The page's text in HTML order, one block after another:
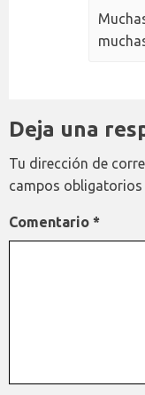
Deja una
Tu dirección de
campos
Comentario *